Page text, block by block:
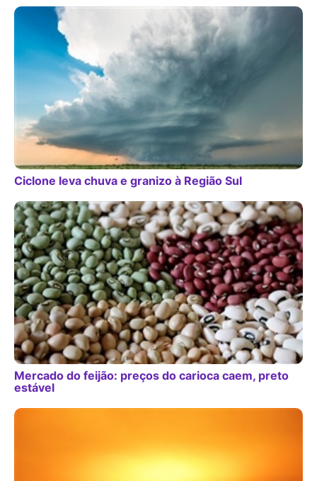
Ciclone leva chuva e granizo à Região Sul
Mercado do feijão: preços do carioca caem, preto
estável